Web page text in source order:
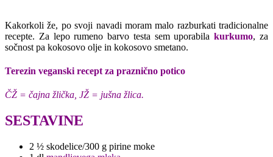
Kakorkoli že, po svoji navadi moram malo razburkati tradicionalne
recepte. Za lepo rumeno barvo testa sem uporabilakurkumo, za
sočnost pa kokosovo olje in kokosovo smetano.
Terezin veganski recept za praznično potico
ČŽ = čajna žlička, JŽ = jušna žlica.
SESTAVINE
2 ½ skodelice/300 g pirine moke